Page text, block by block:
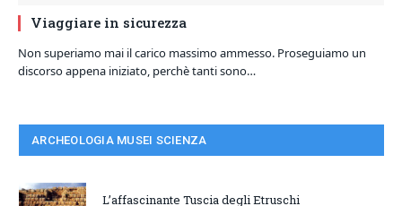
Viaggiare in sicurezza
Non superiamo mai il carico massimo ammesso. Proseguiamo un
discorso appena iniziato, perchè tanti sono…
ARCHEOLOGIA MUSEI SCIENZA
L’affascinante Tuscia degli Etruschi